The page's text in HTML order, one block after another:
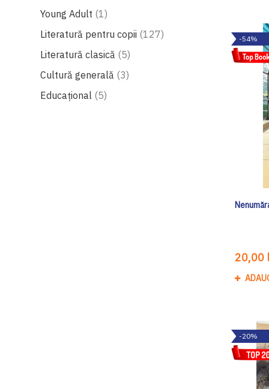
Young Adult 1produs
Literatură pentru copii 127produse
Literatură clasică 5produse
Cultură generală 3produse
Educațional 5produse
-54%
20,00
-20%